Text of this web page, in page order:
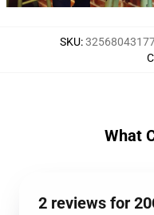
SKU:
What
2 reviews for